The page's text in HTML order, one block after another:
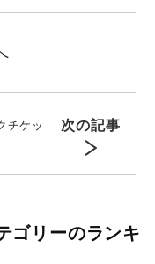
チケッ
次の記事
ゴリーのランキ